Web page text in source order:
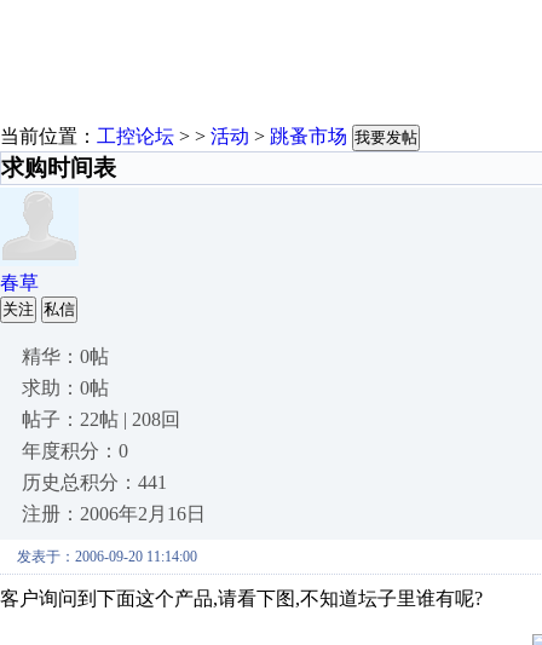
当前位置： 工控论坛 > > 活动 > 跳蚤市场 我要发帖
求购时间表
春草
关注 私信
精华：0帖
求助：0帖
帖子：22帖 | 208回
年度积分：0
历史总积分：441
注册：2006年2月16日
发表于：2006-09-20 11:14:00
客户询问到下面这个产品,请看下图,不知道坛子里谁有呢?